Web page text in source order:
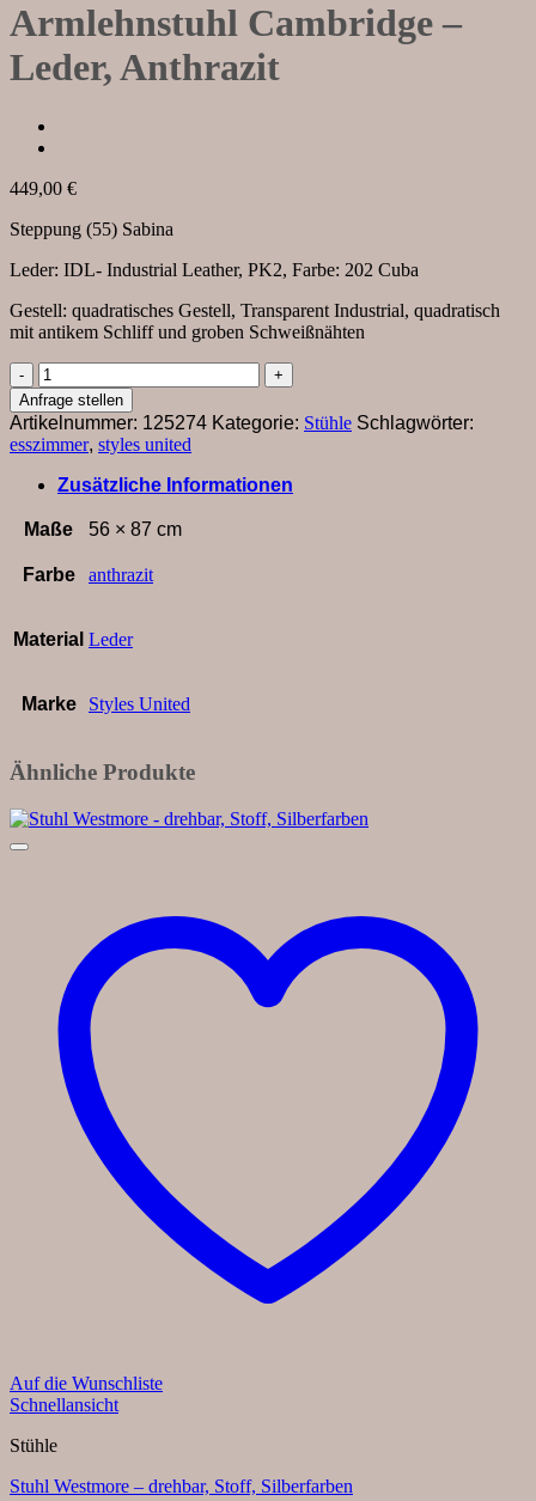
Armlehnstuhl Cambridge –
Leder, Anthrazit
449,00 €
Steppung (55) Sabina
Leder: IDL- Industrial Leather, PK2, Farbe: 202 Cuba
Gestell: quadratisches Gestell, Transparent Industrial, quadratisch
mit antikem Schliff und groben Schweißnähten
Armlehnstuhl
Cambridge
-
Leder,
Anthrazit
Menge
Anfrage stellen
Artikelnummer: 125274 Kategorie: Stühle Schlagwörter:
esszimmer, styles united
Zusätzliche Informationen
Maße 56 × 87 cm
Farbe anthrazit
Material Leder
Marke Styles United
Ähnliche Produkte
Auf die Wunschliste
Schnellansicht
Stühle
Stuhl Westmore – drehbar, Stoff, Silberfarben